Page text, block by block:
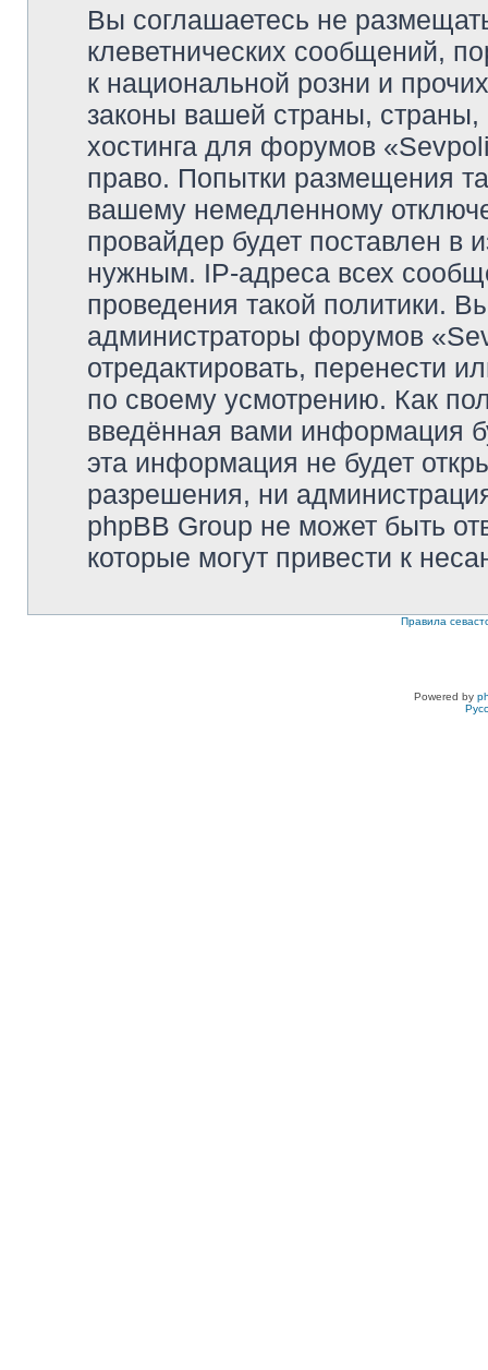
Вы соглашаетесь не
клеветнических сообщений,
к национальной розни и
законы вашей страны, страны,
хостинга для форумов
право. Попытки размещения
вашему немедленному
провайдер будет поставлен в
нужным. IP-адреса всех
проведения такой политики.
администраторы форумов
отредактировать, перенести
по своему усмотрению. Как
введённая вами информация
эта информация не будет
разрешения, ни
phpBB Group не может быть
которые могут привести к
Правила
Powered by